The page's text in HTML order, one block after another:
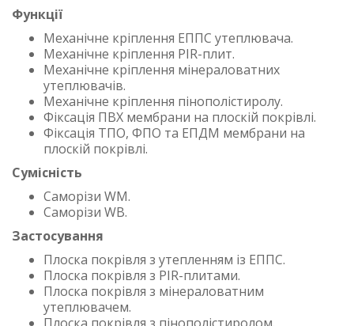
Функції
Механічне кріплення ЕППС утеплювача.
Механічне кріплення PIR-плит.
Механічне кріплення мінераловатних
утеплювачів.
Механічне кріплення пінополістиролу.
Фіксація ПВХ мембрани на плоскій покрівлі.
Фіксація ТПО, ФПО та ЕПДМ мембрани на
плоскій покрівлі.
Сумісність
Саморізи WM.
Саморізи WB.
Застосування
Плоска покрівля з утепленням із ЕППС.
Плоска покрівля з PIR-плитами.
Плоска покрівля з мінераловатним
утеплювачем.